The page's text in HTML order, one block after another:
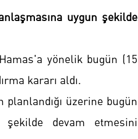
uygun şekilde
yönelik bugün (15
kararı aldı.
planlandığı üzerine bugün
devam etmesini